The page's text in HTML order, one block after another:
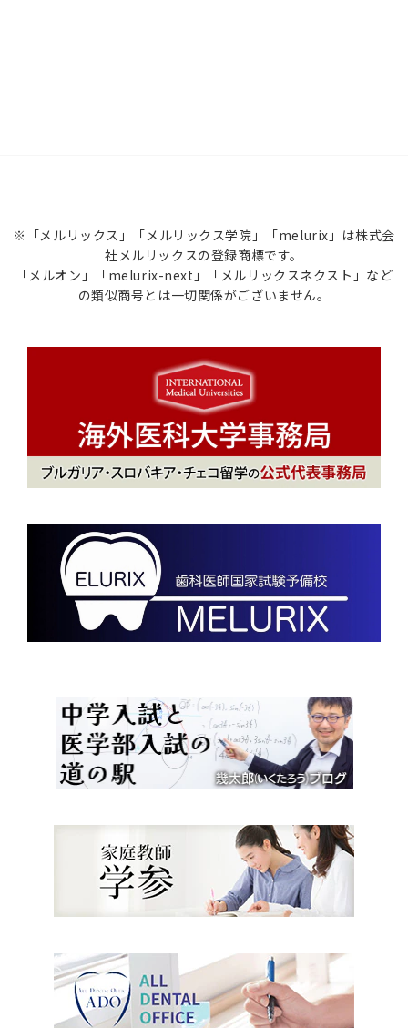
※「メルリックス」「メルリックス学院」「melurix」は株式会
社メルリックスの登録商標です。
「メルオン」「melurix-next」「メルリックスネクスト」など
の類似商号とは一切関係がございません。